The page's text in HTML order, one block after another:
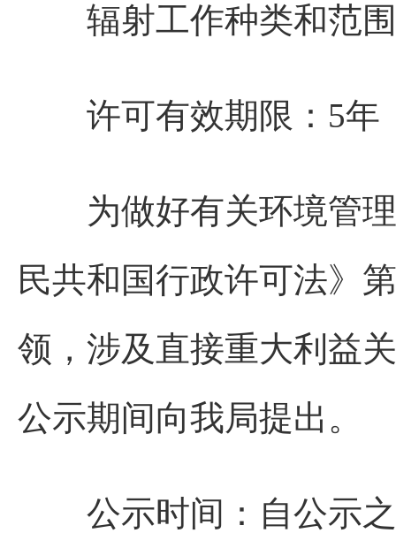
辐射工作种类和范围
许可有效期限：5年
为做好有关环境管理
民共和国行政许可法》
领，涉及直接重大利益
公示期间向我局提出。
公示时间：自公示之